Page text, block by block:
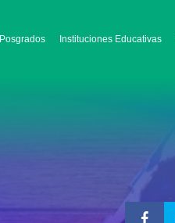
Posgrados Instituciones Educativas